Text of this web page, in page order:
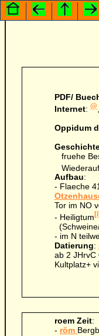
PDF/
Internet:@
Oppidum
fruehe
Aufbau:
- Flaeche
Tor im NO
- Heiligtum [i]
- im N
Datierung:
ab 2 JHrvC
Kultplatz+
roem Zeit:
- röm